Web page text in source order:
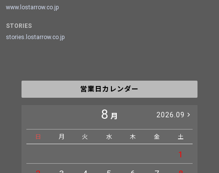
www.lostarrow.co.jp
STORIES
stories.lostarrow.co.jp
営業日カレンダー
8 月 2026.09
日 月 火 水 木 金 土
1